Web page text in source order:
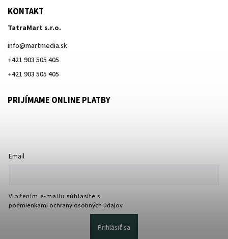
KONTAKT
TatraMart s.r.o.
info@martmedia.sk
+421 903 505 405
+421 903 505 405
PRIJÍMAME ONLINE PLATBY
Email
Vložením e-mailu súhlasíte s
podmienkami ochrany osobných údajov
Prihlásiť sa